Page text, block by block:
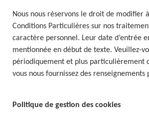
Nous nous réservons le droit de modifier
Conditions Particulières sur nos
caractère personnel. Leur date d’entrée
mentionnée en début de texte. Veuillez-
périodiquement et plus particulièrement
vous nous fournissez des renseignements
Politique de gestion des cookies